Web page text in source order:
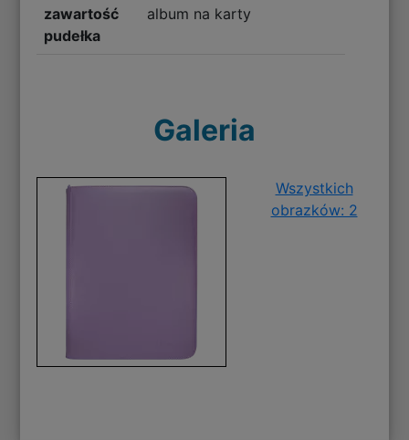
zawartość
pudełka
album na karty
Galeria
Wszystkich
obrazków: 2